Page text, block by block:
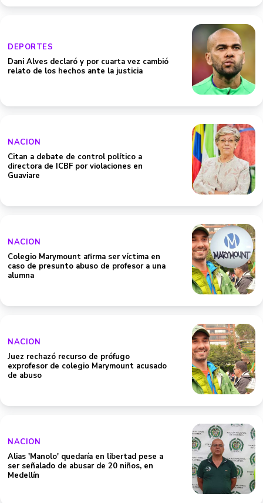
DEPORTES
Dani Alves declaró y por cuarta vez cambió
relato de los hechos ante la justicia
NACION
Citan a debate de control político a
directora de ICBF por violaciones en
Guaviare
NACION
Colegio Marymount afirma ser víctima en
caso de presunto abuso de profesor a una
alumna
NACION
Juez rechazó recurso de prófugo
exprofesor de colegio Marymount acusado
de abuso
NACION
Alias 'Manolo' quedaría en libertad pese a
ser señalado de abusar de 20 niños, en
Medellín